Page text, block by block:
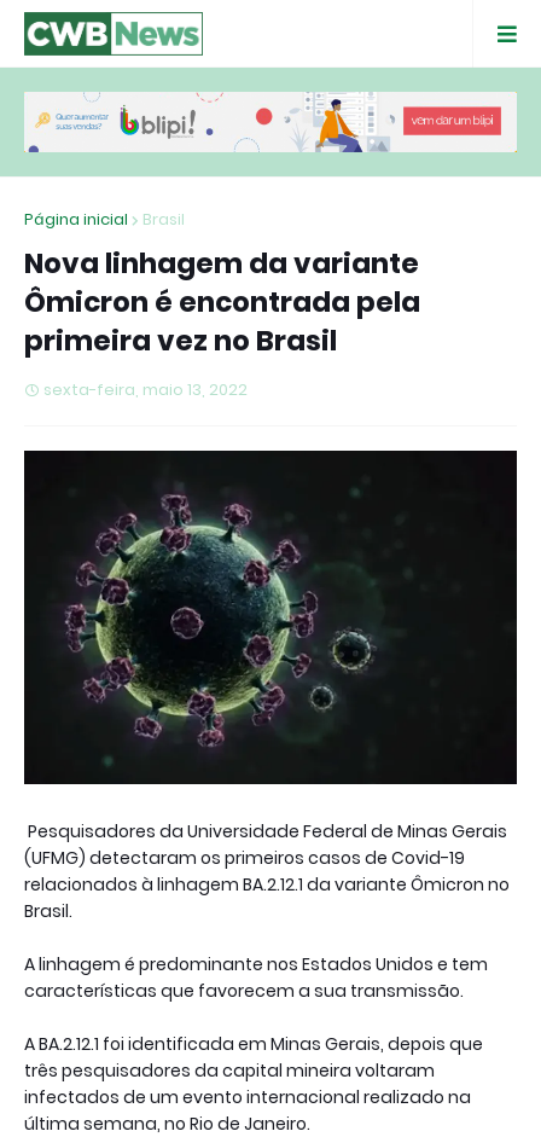
Página inicial Brasil
Nova linhagem da variante
Ômicron é encontrada pela
primeira vez no Brasil
sexta-feira, maio 13, 2022
Pesquisadores da Universidade Federal de Minas Gerais
(UFMG) detectaram os primeiros casos de Covid-19
relacionados à linhagem BA.2.12.1 da variante Ômicron no
Brasil.
A linhagem é predominante nos Estados Unidos e tem
características que favorecem a sua transmissão.
A BA.2.12.1 foi identificada em Minas Gerais, depois que
três pesquisadores da capital mineira voltaram
infectados de um evento internacional realizado na
última semana, no Rio de Janeiro.